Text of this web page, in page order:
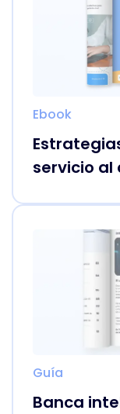
Ebook
servicio al
Guía
Banca